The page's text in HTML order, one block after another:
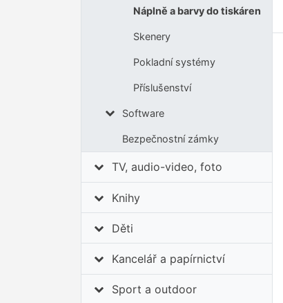
Náplně a barvy do tiskáren
Skenery
Pokladní systémy
Příslušenství
Software
Bezpečnostní zámky
TV, audio-video, foto
Knihy
Děti
Kancelář a papírnictví
Sport a outdoor